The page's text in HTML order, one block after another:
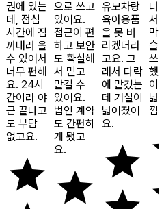
권에 있는
데, 점심
시간에 짐
꺼내러 올
수 있어서
너무 편해
요. 24시
간이라 야
근 끝나고
도 부담
없고요.
으로 쓰고
있어요.
접근이 편
하고 보안
도 확실해
서 믿고
맡길 수
있어요.
법인 계약
도 간편하
게 됐고
요.
유모차랑
육아용품
을 못 버
리겠더라
고요. 그
래서 다락
에 맡겼는
데 거실이
넓어졌어
요.
너
서
막
슬
쓰
했
이
넓
낌